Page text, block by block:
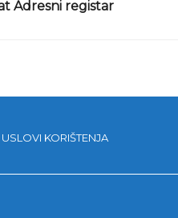
Adresni registar
USLOVI KORIŠTENJA